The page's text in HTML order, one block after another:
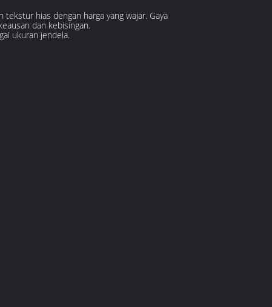
hias dengan harga yang wajar. Gaya
dan kebisingan.
ukuran jendela.